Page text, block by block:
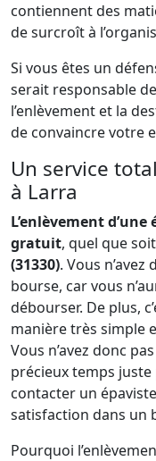
contiennent des
de surcroît à
Si vous êtes un
serait responsable
l’enlèvement et la
de convaincre votre
Un service
à Larra
L’enlèvement
gratuit, quel que
(31330). Vous
bourse, car vous
débourser. De plus,
manière très simple
Vous n’avez donc
précieux temps juste
contacter un
satisfaction dans un
Pourquoi